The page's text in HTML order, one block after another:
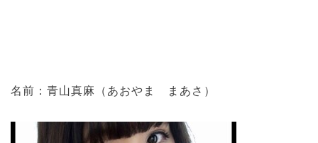
名前：青山真麻（あおやま まあさ）